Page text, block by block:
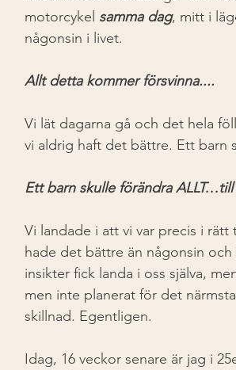
motorcykel samma dag, mitt i
någonsin i livet.
Allt detta kommer försvinna....
Vi lät dagarna gå och det hela
vi aldrig haft det bättre. Ett barn
Ett barn skulle förändra
Vi landade i att vi var precis i
hade det bättre än någonsin och
insikter fick landa i oss själva,
men inte planerat för det
skillnad. Egentligen.
Idag, 16 veckor senare är jag i